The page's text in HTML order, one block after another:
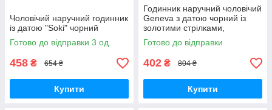
Чоловічий наручний годинник
із датою "Soki" чорний
Готово до відправки 3 од.
458 ₴ 654 ₴
Купити
Годинник наручний чоловічий
Geneva з датою чорний із
золотими стрілками,
класичний чоловічий
годинник із календарем
Готово до відправки
402 ₴ 804 ₴
Купити